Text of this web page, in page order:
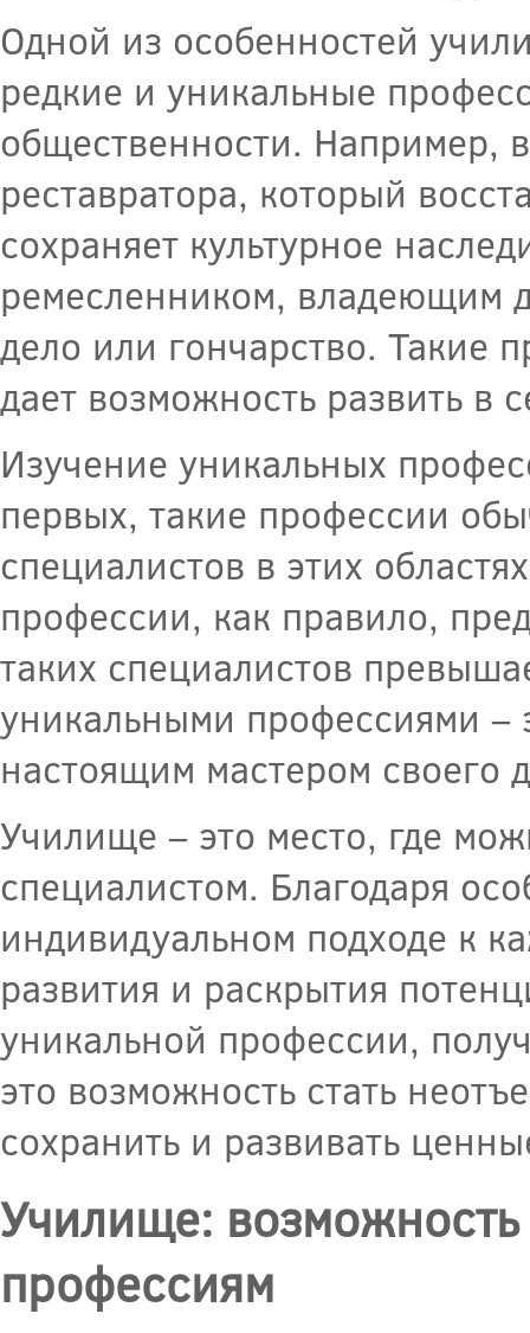
Одной из особенностей
редкие и уникальные
общественности. Например,
реставратора, который
сохраняет культурное
ремесленником, владеющим
дело или гончарство. Такие
дает возможность развить в
Изучение уникальных
первых, такие профессии
специалистов в этих
профессии, как правило,
таких специалистов
уникальными профессиями –
настоящим мастером своего
Училище – это место, где
специалистом. Благодаря
индивидуальном подходе к
развития и раскрытия
уникальной профессии,
это возможность стать
сохранить и развивать
Училище:
профессиям